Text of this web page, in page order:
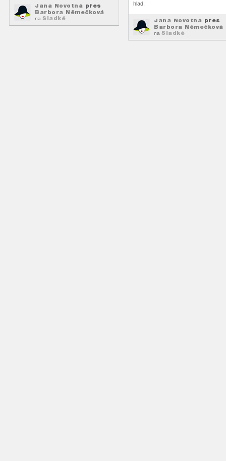
Jana Novotná přes
Barbora Němečková
na Sladké
hlad.
Jana Novotná přes
Barbora Němečková
na Sladké